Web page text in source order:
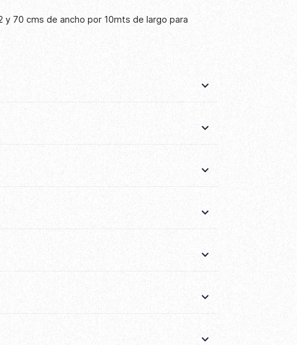
70 cms de ancho por 10mts de largo para